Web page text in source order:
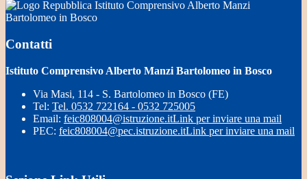
Istituto Comprensivo Alberto Manzi
Bartolomeo in Bosco
Contatti
Istituto Comprensivo Alberto Manzi Bartolomeo in Bosco
Via Masi, 114 - S. Bartolomeo in Bosco (FE)
Tel: Tel. 0532 722164 - 0532 725005
Email: feic808004@istruzione.itLink per inviare una mail
PEC: feic808004@pec.istruzione.itLink per inviare una mail